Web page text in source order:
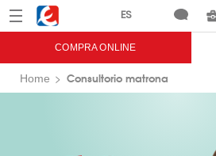
Menú Eroski
COMPRA ONLINE
Home Consultorio matrona